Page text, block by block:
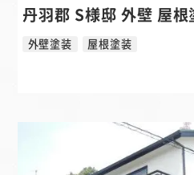
丹羽郡 S様邸 外壁 屋
外壁塗装 屋根塗装